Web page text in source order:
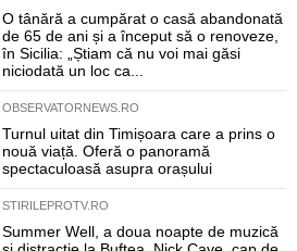
O tânără a cumpărat o casă abandonată
de 65 de ani și a început să o renoveze,
în Sicilia: „Știam că nu voi mai găsi
niciodată un loc ca...
OBSERVATORNEWS.RO
Turnul uitat din Timișoara care a prins o
nouă viață. Oferă o panoramă
spectaculoasă asupra orașului
STIRILEPROTV.RO
Summer Well, a doua noapte de muzică